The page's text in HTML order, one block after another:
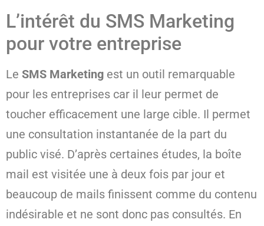
L’intérêt du SMS Marketing
pour votre entreprise
Le SMS Marketing est un outil remarquable
pour les entreprises car il leur permet de
toucher efficacement une large cible. Il permet
une consultation instantanée de la part du
public visé. D’après certaines études, la boîte
mail est visitée une à deux fois par jour et
beaucoup de mails finissent comme du contenu
indésirable et ne sont donc pas consultés. En